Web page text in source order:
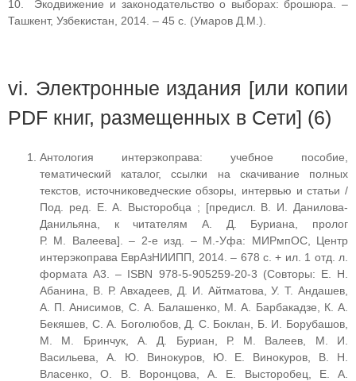
10. Экодвижение и законодательство о выборах: брошюра. –
Ташкент, Узбекистан, 2014. – 45 с. (Умаров Д.М.).
vi. Электронные издания [или копии
PDF книг, размещенных в Сети] (6)
Антология интерэкоправа: учебное пособие,
тематический каталог, ссылки на скачивание полных
текстов, источниковедческие обзоры, интервью и статьи /
Под. ред. Е. А. Высторобца ; [предисл. В. И. Данилова-
Данильяна, к читателям А. Д. Буриана, пролог
Р. М. Валеева]. – 2-е изд. – М.-Уфа: МИРмпОС, Центр
интерэкоправа ЕврАзНИИПП, 2014. – 678 с. + ил. 1 отд. л.
формата А3. – ISBN 978-5-905259-20-3 (Совторы: Е. Н.
Абанина, В. Р. Авхадеев, Д. И. Айтматова, У. Т. Андашев,
А. П. Анисимов, С. А. Балашенко, М. А. Барбакадзе, К. А.
Бекяшев, С. А. Боголюбов, Д. С. Боклан, Б. И. Борубашов,
М. М. Бринчук, А. Д. Буриан, Р. М. Валеев, М. И.
Васильева, А. Ю. Винокуров, Ю. Е. Винокуров, В. Н.
Власенко, О. В. Воронцова, А. Е. Высторобец, Е. А.